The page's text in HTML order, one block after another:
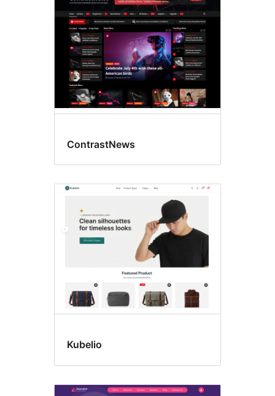
ContrastNews
Kubelio